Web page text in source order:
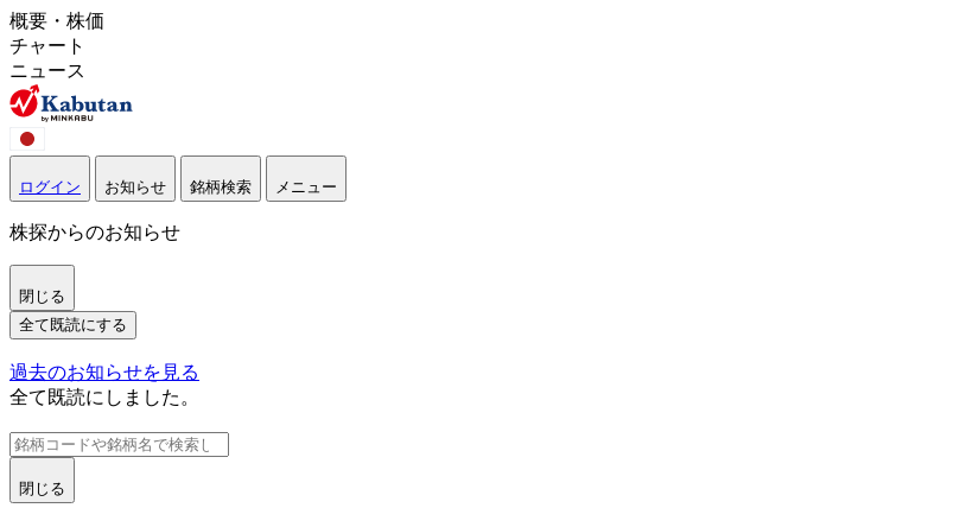
概要・株価
チャート
ニュース
ログイン お知らせ 銘柄検索 メニュー
株探からのお知らせ
閉じる
全て既読にする
過去のお知らせを見る
全て既読にしました。
閉じる